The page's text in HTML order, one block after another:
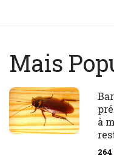
Mais
à
264